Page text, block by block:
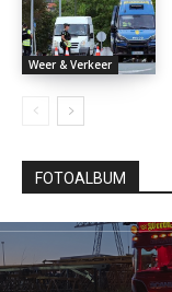
Weer & Verkeer
FOTOALBUM